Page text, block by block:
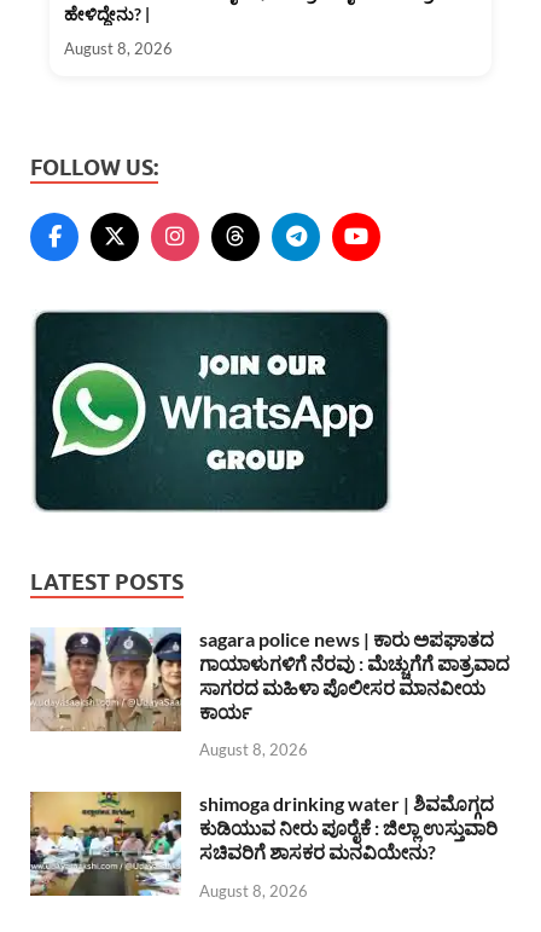
ಹೇಳಿದ್ದೇನು? |
August 8, 2026
FOLLOW US:
LATEST POSTS
sagara police news | ಕಾರು ಅಪಘಾತದ
ಗಾಯಾಳುಗಳಿಗೆ ನೆರವು : ಮೆಚ್ಚುಗೆಗೆ ಪಾತ್ರವಾದ
ಸಾಗರದ ಮಹಿಳಾ ಪೊಲೀಸರ ಮಾನವೀಯ
ಕಾರ್ಯ
August 8, 2026
shimoga drinking water | ಶಿವಮೊಗ್ಗದ
ಕುಡಿಯುವ ನೀರು ಪೂರೈಕೆ : ಜಿಲ್ಲಾ ಉಸ್ತುವಾರಿ
ಸಚಿವರಿಗೆ ಶಾಸಕರ ಮನವಿಯೇನು?
August 8, 2026